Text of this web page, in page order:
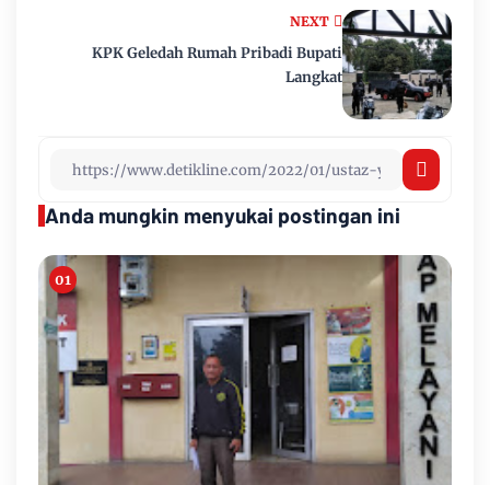
NEXT
KPK Geledah Rumah Pribadi Bupati
Langkat
Anda mungkin menyukai postingan ini